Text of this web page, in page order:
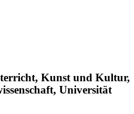
Kunst und Kultur,
Universität